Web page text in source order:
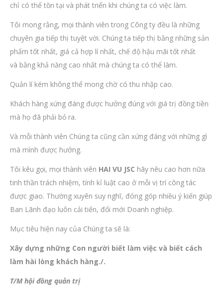
chỉ có thể tồn tại và phát triển khi chúng ta có việc làm.
Tôi mong rằng, mọi thành viên trong Công ty đều là những
chuyên gia tiếp thị tuyệt vời. Chúng ta tiếp thị bằng những sản
phẩm tốt nhất, giá cả hợp lí nhất, chế độ hậu mãi tốt nhất
và bằng khả năng cao nhất mà chúng ta có thể làm.
Quản lí kém không thể mong chờ có thu nhập cao.
Khách hàng xứng đáng được hưởng đúng với giá trị đồng tiền
mà họ đã phải bỏ ra.
Và mỗi thành viên Chúng ta cũng cần xứng đáng với những gì
mà mình được hưởng.
Tôi kêu gọi, mọi thành viên HAI VU JSC hãy nêu cao hơn nữa
tinh thần trách nhiệm, tính kỉ luật cao ở mỗi vị trí công tác
được giao. Thường xuyên suy nghĩ, đóng góp nhiều ý kiến giúp
Ban Lãnh đạo luôn cải tiến, đổi mới Doanh nghiệp.
Mục tiêu hiện nay của Chúng ta sẽ là:
Xây dựng những Con người biết làm việc và biết cách
làm hài lòng khách hàng./.
T/M hội đồng quản trị